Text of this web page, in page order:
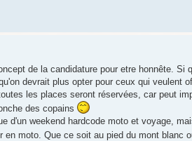
de la candidature pour etre honnête. Si
devrait plus opter pour ceux qui veulent
les places seront réservées, car peut
des copains
d'un weekend hardcode moto et voyage,
en moto. Que ce soit au pied du mont blanc